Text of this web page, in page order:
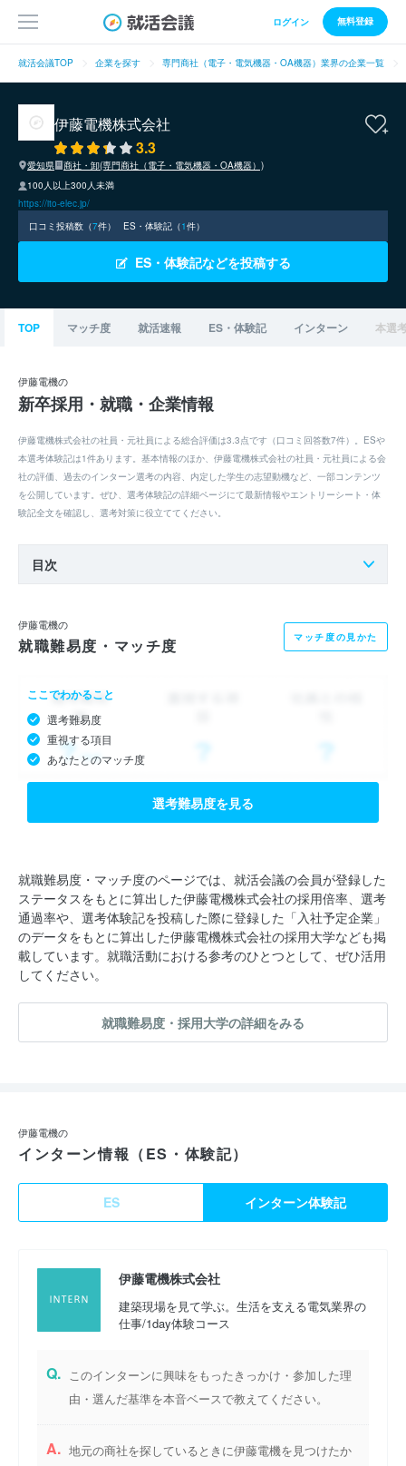
ログイン 無料登録
就活会議TOP 企業を探す 専門商社（電子・電気機器・OA機器）業界の企業一覧
伊藤電機株式会社
3.3
愛知県
商社・卸(専門商社（電子・電気機器・OA機器）)
100人以上300人未満
https://ito-elec.jp/
口コミ投稿数（7件） ES・体験記（1件）
ES・体験記などを投稿する
TOP マッチ度 就活速報 ES・体験記 インターン 本選
伊藤電機の
新卒採用・就職・企業情報
伊藤電機株式会社の社員・元社員による総合評価は3.3点です（口コミ回答数7件）。ESや
本選考体験記は1件あります。基本情報のほか、伊藤電機株式会社の社員・元社員による会
社の評価、過去のインターン選考の内容、内定した学生の志望動機など、一部コンテンツ
を公開しています。ぜひ、選考体験記の詳細ページにて最新情報やエントリーシート・体
験記全文を確認し、選考対策に役立ててください。
目次
伊藤電機の
就職難易度・マッチ度 マッチ度の見かた
ここでわかること
選考難易度
重視する項目
あなたとのマッチ度
選考難易度を見る
就職難易度・マッチ度のページでは、就活会議の会員が登録した
ステータスをもとに算出した伊藤電機株式会社の採用倍率、選考
通過率や、選考体験記を投稿した際に登録した「入社予定企業」
のデータをもとに算出した伊藤電機株式会社の採用大学なども掲
載しています。就職活動における参考のひとつとして、ぜひ活用
してください。
就職難易度・採用大学の詳細をみる
伊藤電機の
インターン情報（ES・体験記）
ES インターン体験記
伊藤電機株式会社
建築現場を見て学ぶ。生活を支える電気業界の
仕事/1day体験コース
Q. このインターンに興味をもったきっかけ・参加した理
由・選んだ基準を本音ベースで教えてください。
A. 地元の商社を探しているときに伊藤電機を見つけたか